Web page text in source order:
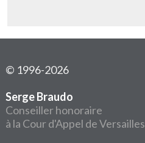
© 1996-2026
Serge Braudo
Conseiller honoraire
à la Cour d'Appel de Versailles